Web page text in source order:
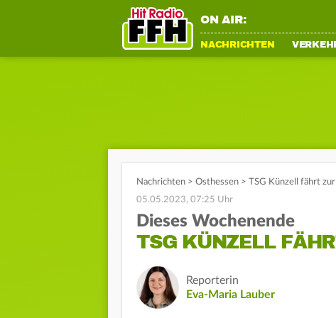
ON AIR:
NACHRICHTEN
Nachrichten > Osthessen > TSG Künzell fährt
05.05.2023, 07:25 Uhr
Dieses Wochenende
TSG KÜNZELL
Reporterin
Eva-Maria Lauber